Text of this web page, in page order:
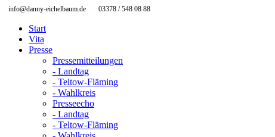
info@danny-eichelbaum.de 03378 / 548 08 88
Start
Vita
Presse
Pressemitteilungen
- Landtag
- Teltow-Fläming
- Wahlkreis
Presseecho
- Landtag
- Teltow-Fläming